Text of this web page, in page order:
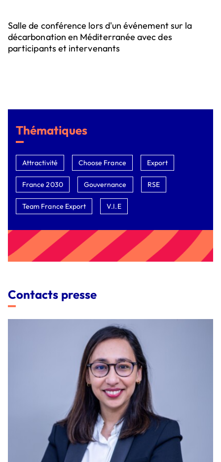
Salle de conférence lors d'un événement sur la
décarbonation en Méditerranée avec des
participants et intervenants
Thématiques
Attractivité Choose France Export
France 2030 Gouvernance RSE
Team France Export V.I.E
Contacts presse